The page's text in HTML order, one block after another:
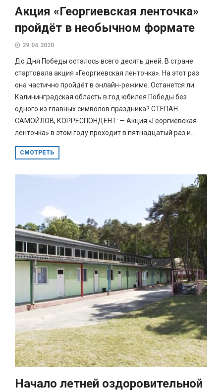
Акция «Георгиевская ленточка»
пройдёт в необычном формате
29.04.2020
До Дня Победы осталось всего десять дней. В стране
стартовала акция «Георгиевская ленточка». На этот раз
она частично пройдёт в онлайн-режиме. Останется ли
Калининградская область в год юбилея Победы без
одного из главных символов праздника? СТЕПАН
САМОЙЛОВ, КОРРЕСПОНДЕНТ: — Акция «Георгиевская
ленточка» в этом году проходит в пятнадцатый раз и...
СМОТРЕТЬ
Начало летней оздоровительной